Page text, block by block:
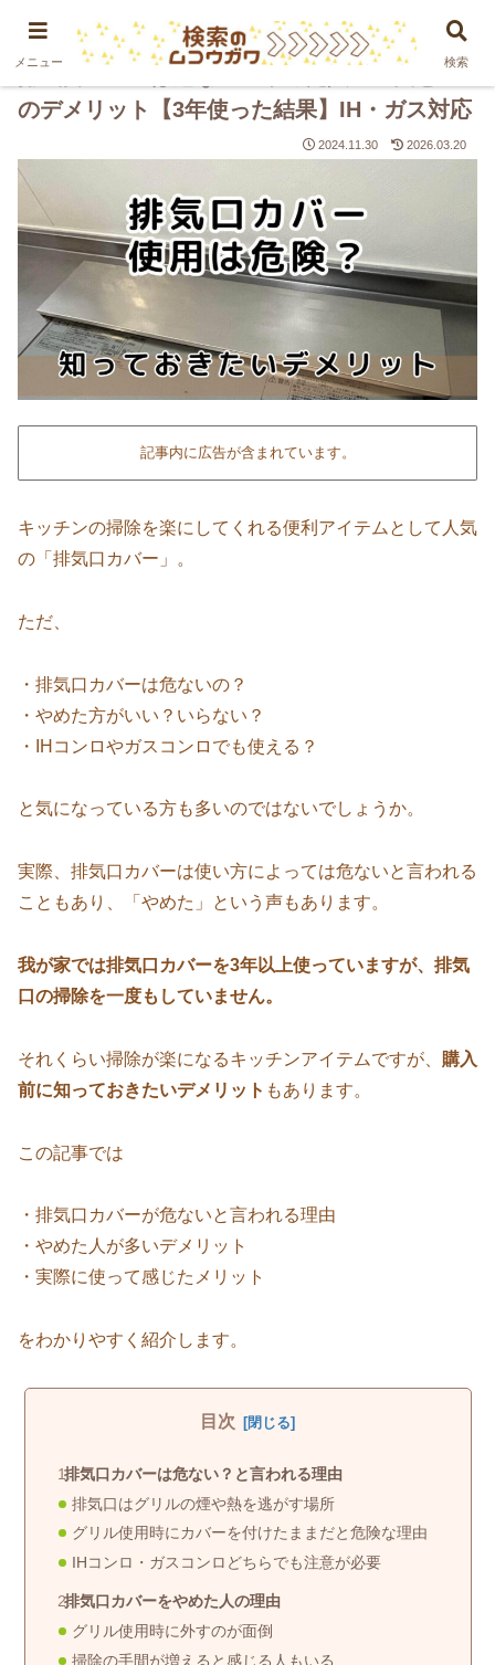
PR
排気口カバーは危ない？やめた人の理由と3つ
のデメリット【3年使った結果】IH・ガス対応
2024.11.30 2026.03.20
記事内に広告が含まれています。
キッチンの掃除を楽にしてくれる便利アイテムとして人気
の「排気口カバー」。
ただ、
・排気口カバーは危ないの？
・やめた方がいい？いらない？
・IHコンロやガスコンロでも使える？
と気になっている方も多いのではないでしょうか。
実際、排気口カバーは使い方によっては危ないと言われる
こともあり、「やめた」という声もあります。
我が家では排気口カバーを3年以上使っていますが、排気
口の掃除を一度もしていません。
それくらい掃除が楽になるキッチンアイテムですが、 購入
前に知っておきたいデメリット もあります。
この記事では
・排気口カバーが危ないと言われる理由
・やめた人が多いデメリット
・実際に使って感じたメリット
をわかりやすく紹介します。
目次
排気口カバーは危ない？と言われる理由
排気口はグリルの煙や熱を逃がす場所
グリル使用時にカバーを付けたままだと危険な理由
IHコンロ・ガスコンロどちらでも注意が必要
排気口カバーをやめた人の理由
グリル使用時に外すのが面倒
掃除の手間が増えると感じる人もいる
メニュー 検索